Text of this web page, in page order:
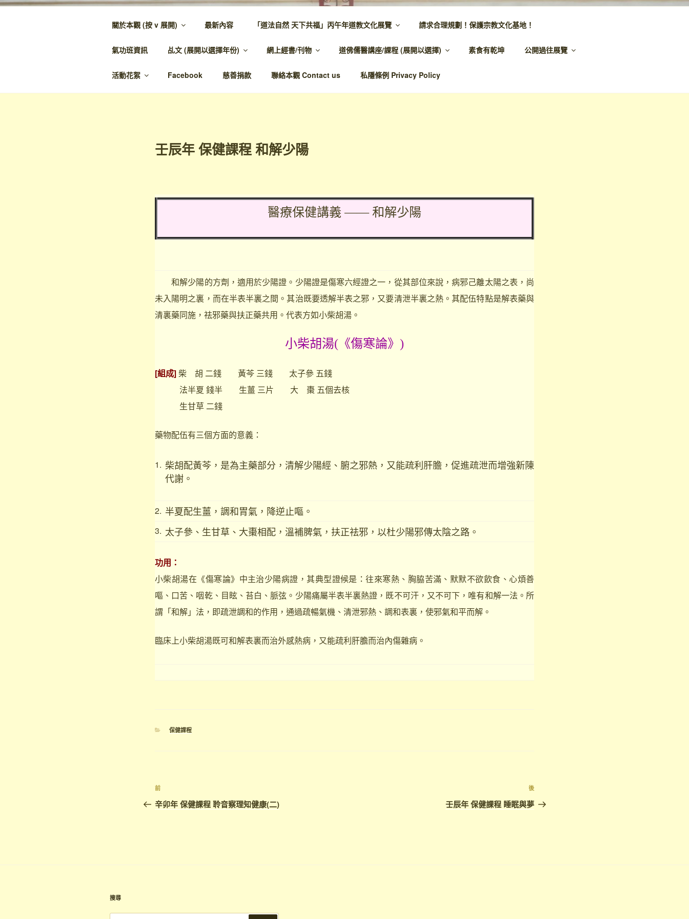
跳
金蘭觀 – 主網頁
金蘭至誠，神人溫馨，代天宣化，百業昌興
關於本觀 (按 v 展開) 最新內容 「道法自然 天下共福」丙午年道教文化展覽 請求合理規劃！保護宗教文化基地！
氣功班資訊 乩文 (展開以選擇年份) 網上經書/刊物 道佛儒醫講座/課程 (展開以選擇) 素食有乾坤 公開過往展覽
活動花絮 Facebook 慈善捐款 聯絡本觀 Contact us 私隱條例 Privacy Policy
壬辰年 保健課程 和解少陽
醫療保健講義 —— 和解少陽
和解少陽的方劑，適用於少陽證。少陽證是傷寒六經證之一，從其部位來說，病邪己離太陽之表，尚
未入陽明之裏，而在半表半裏之間。其治既要透解半表之邪，又要清泄半裏之熱。其配伍特點是解表藥與
清裏藥同施，祛邪藥與扶正藥共用。代表方如小柴胡湯。
小柴胡湯(《傷寒論》)
[組成]柴 胡 二錢 黃芩 三錢 太子參 五錢
法半夏 錢半 生薑 三片 大 棗 五個去核
生甘草 二錢
藥物配伍有三個方面的意義：
1. 柴胡配黃芩，是為主藥部分，清解少陽經、腑之邪熱，又能疏利肝膽，促進疏泄而增強新陳
代謝。
2. 半夏配生薑，調和胃氣，降逆止嘔。
3. 太子參、生甘草、大棗相配，溫補脾氣，扶正祛邪，以杜少陽邪傳太陰之路。
功用：
小柴胡湯在《傷寒論》中主治少陽病證，其典型證候是：往來寒熱、胸脇苦滿、默默不欲飲食、心煩善
嘔、口苦、咽乾、目眩、苔白、脈弦。少陽痛屬半表半裏熱證，既不可汗，又不可下，唯有和解一法。所
謂「和解」法，即疏泄調和的作用，通過疏暢氣機、清泄邪熱、調和表裏，使邪氣和平而解。
臨床上小柴胡湯既可和解表裏而治外感熱病，又能疏利肝膽而治內傷雜病。
分
保健課程
文
章
上
一
前
辛卯年 保健課程 聆音察理知健康(二)
下
篇
後
壬辰年 保健課程 睡眠與夢
搜尋